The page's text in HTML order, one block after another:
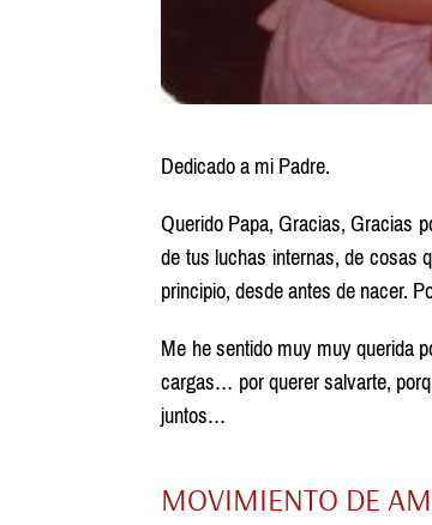
Dedicado a mi Padre.
Querido Papa, Gracias, Gracias
de tus luchas internas, de cosas
principio, desde antes de nacer.
Me he sentido muy muy querida
cargas… por querer salvarte,
juntos…
MOVIMIENTO DE